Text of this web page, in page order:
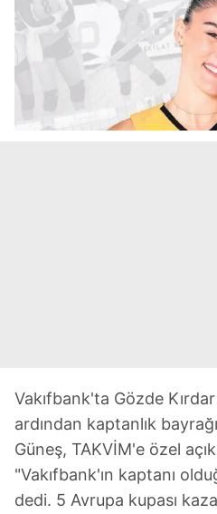
Vakıfbank'ta Gözde
ardından kaptanlık
Güneş, TAKVİM'e özel
"Vakıfbank'ın kaptanı
dedi. 5 Avrupa kupası